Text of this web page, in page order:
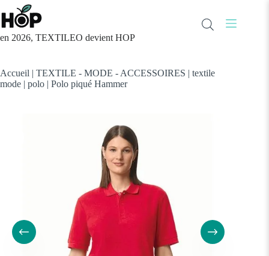
Passer
au
contenu
en 2026, TEXTILEO devient HOP
Accueil | TEXTILE - MODE - ACCESSOIRES | textile
mode | polo | Polo piqué Hammer